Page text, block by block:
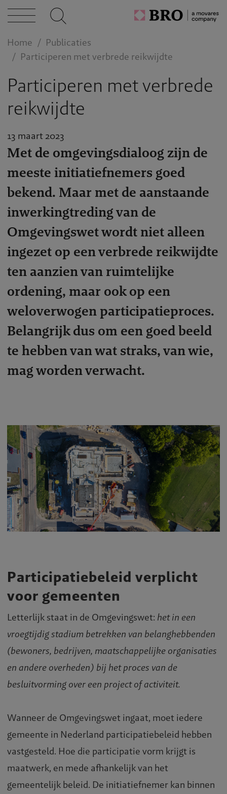
bij
Home
Publicaties
Participeren met verbrede reikwijdte
Participeren met verbrede
reikwijdte
13 maart 2023
Met de omgevingsdialoog zijn de
meeste initiatiefnemers goed
bekend. Maar met de aanstaande
inwerkingtreding van de
Omgevingswet wordt niet alleen
ingezet op een verbrede reikwijdte
ten aanzien van ruimtelijke
ordening, maar ook op een
weloverwogen participatieproces.
Belangrijk dus om een goed beeld
te hebben van wat straks, van wie,
mag worden verwacht.
Participatiebeleid verplicht
voor gemeenten
Letterlijk staat in de Omgevingswet: het in een
vroegtijdig stadium betrekken van belanghebbenden
(bewoners, bedrijven, maatschappelijke organisaties
en andere overheden) bij het proces van de
besluitvorming over een project of activiteit.
Wanneer de Omgevingswet ingaat, moet iedere
gemeente in Nederland participatiebeleid hebben
vastgesteld. Hoe die participatie vorm krijgt is
maatwerk, en mede afhankelijk van het
gemeentelijk beleid. De initiatiefnemer kan binnen